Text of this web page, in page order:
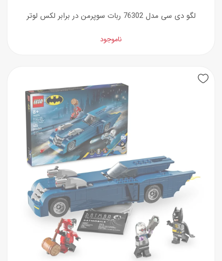
لگو دی سی مدل 76302 ربات سوپرمن در برابر لکس لوتر
ناموجود